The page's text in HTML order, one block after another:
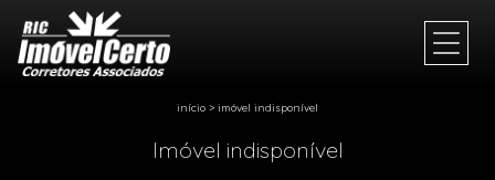
início > imóvel indisponível
Imóvel indisponível